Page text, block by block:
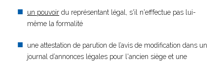
un pouvoir du représentant légal, s'il n'efffectue pas lui-
même la formalité
une attestation de parution de l’avis de modification dans un
journal d’annonces légales pour l'ancien siège et une